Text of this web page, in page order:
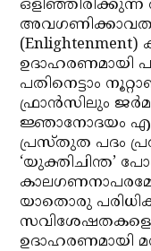
ഉദാഹരണമായി
പതിനെട്ടാം
ഫ്രാന്‍സിലും
ജ്ഞാനോദയം
പ്രസ്തുത പദം
‘യുക്തിചിന്ത’
യാതൊരു
ഉദാഹരണമായി